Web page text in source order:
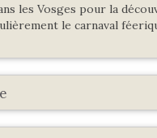
les Vosges pour la
le carnaval